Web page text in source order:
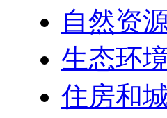
自然资
生态环
住房和